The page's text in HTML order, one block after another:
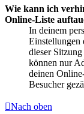
Wie kann ich
Online-Liste
In deinem
Einstellungen
dieser
können nur
deinen
Besucher
Nach oben